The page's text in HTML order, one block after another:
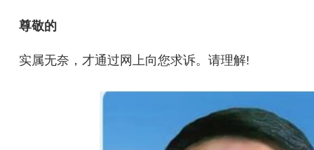
尊敬的
实属无奈，才通过网上向您求诉。请理解!